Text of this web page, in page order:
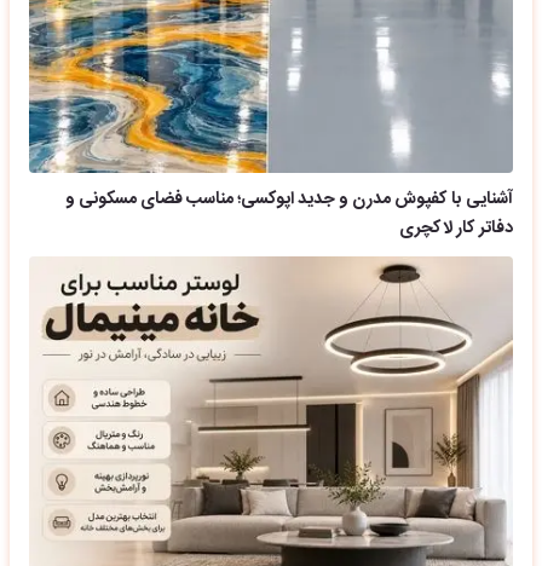
آشنایی با کفپوش مدرن و جدید اپوکسی؛ مناسب فضای مسکونی و
دفاتر کار لاکچری